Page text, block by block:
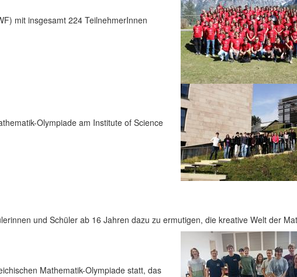
mit insgesamt 224 TeilnehmerInnen
Olympiade am Institute of Science
und Schüler ab 16 Jahren dazu zu ermutigen, die kreative Welt der
Mathematik-Olympiade statt, das